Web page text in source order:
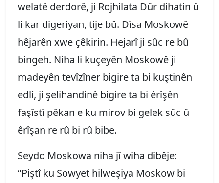
welatê derdorê, ji Rojhilata Dûr dihatin û
li kar digeriyan, tije bû. Dîsa Moskowê
hêjarên xwe çêkirin. Hejarî ji sûc re bû
bingeh. Niha li kuçeyên Moskowê ji
madeyên tevîzîner bigire ta bi kuştinên
edlî, ji şelihandinê bigire ta bi êrîşên
faşîstî pêkan e ku mirov bi gelek sûc û
êrîşan re rû bi rû bibe.
Seydo Moskowa niha jî wiha dibêje:
‘’Piştî ku Sowyet hilweşiya Moskow bi